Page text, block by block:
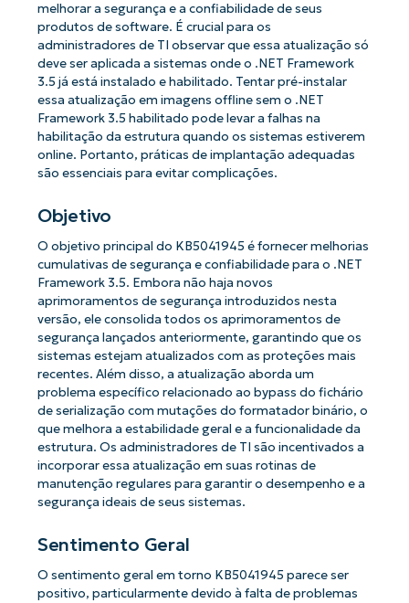
melhorar a segurança e a confiabilidade de seus
produtos de software. É crucial para os
administradores de TI observar que essa atualização só
deve ser aplicada a sistemas onde o .NET Framework
3.5 já está instalado e habilitado. Tentar pré-instalar
essa atualização em imagens offline sem o .NET
Framework 3.5 habilitado pode levar a falhas na
habilitação da estrutura quando os sistemas estiverem
online. Portanto, práticas de implantação adequadas
são essenciais para evitar complicações.
Objetivo
O objetivo principal do KB5041945 é fornecer melhorias
cumulativas de segurança e confiabilidade para o .NET
Framework 3.5. Embora não haja novos
aprimoramentos de segurança introduzidos nesta
versão, ele consolida todos os aprimoramentos de
segurança lançados anteriormente, garantindo que os
sistemas estejam atualizados com as proteções mais
recentes. Além disso, a atualização aborda um
problema específico relacionado ao bypass do fichário
de serialização com mutações do formatador binário, o
que melhora a estabilidade geral e a funcionalidade da
estrutura. Os administradores de TI são incentivados a
incorporar essa atualização em suas rotinas de
manutenção regulares para garantir o desempenho e a
segurança ideais de seus sistemas.
Sentimento Geral
O sentimento geral em torno KB5041945 parece ser
positivo, particularmente devido à falta de problemas